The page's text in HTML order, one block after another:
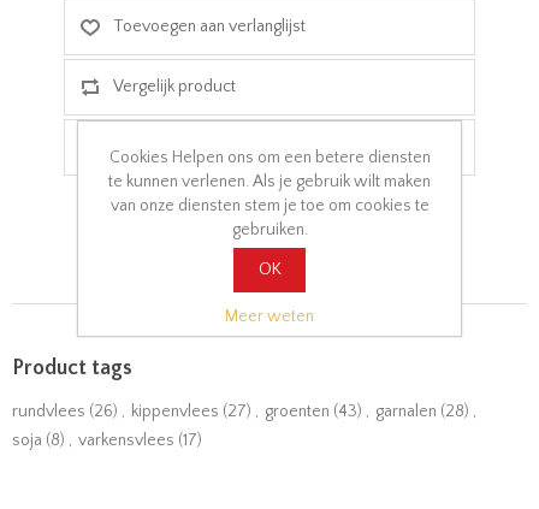
Product tags
rundvlees (26) , kippenvlees (27) , groenten (43) , garnalen (28) ,
soja (8) , varkensvlees (17)
Cookies Helpen ons om een betere diensten
te kunnen verlenen. Als je gebruik wilt maken
van onze diensten stem je toe om cookies te
gebruiken.
OK
Meer weten